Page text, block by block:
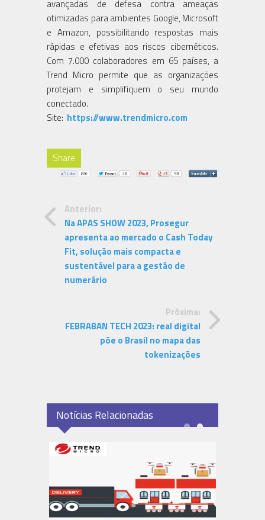
avançadas de defesa contra ameaças
otimizadas para ambientes Google, Microsoft
e Amazon, possibilitando respostas mais
rápidas e efetivas aos riscos cibernéticos.
Com 7.000 colaboradores em 65 países, a
Trend Micro permite que as organizações
protejam e simplifiquem o seu mundo
conectado.
Site: https://www.trendmicro.com
Share
Anterior:
Na APAS SHOW 2023, Prosegur
apresenta ao mercado o Cash Today
Fit, solução mais compacta e
sustentável para a gestão de
numerário
Próxima:
FEBRABAN TECH 2023: real digital
põe o Brasil no mapa das
tokenizações
Notícias Relacionadas